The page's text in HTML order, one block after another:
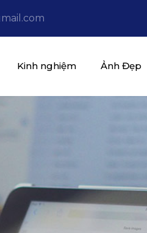
Kinh nghiệm Ảnh Đẹp